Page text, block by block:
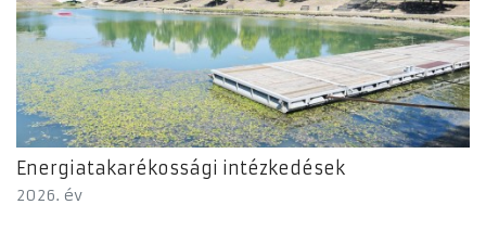
Energiatakarékossági intézkedések
2026. év